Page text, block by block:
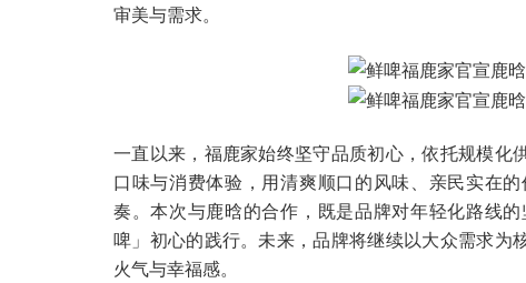
审美与需求。
一直以来，福鹿家始终坚守品质初心，依托规模
口味与消费体验，用清爽顺口的风味、亲民实在
奏。本次与鹿晗的合作，既是品牌对年轻化路线
啤」初心的践行。未来，品牌将继续以大众需求为
火气与幸福感。